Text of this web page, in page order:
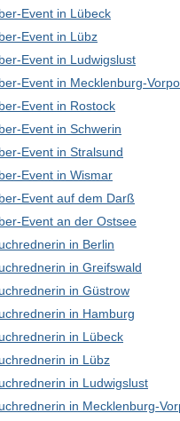
Event in Lübeck
Event in Lübz
Event in Ludwigslust
Event in Mecklenburg-
Event in Rostock
Event in Schwerin
Event in Stralsund
Event in Wismar
Event auf dem Darß
Event an der Ostsee
in Berlin
in Greifswald
in Güstrow
in Hamburg
in Lübeck
in Lübz
in Ludwigslust
in Mecklenburg-